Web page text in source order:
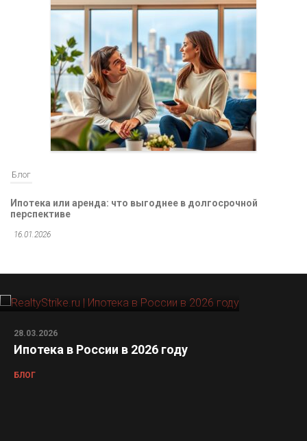
Блог
Ипотека или аренда: что выгоднее в долгосрочной
перспективе
16.01.2026
28.03.2026
Ипотека в России в 2026 году
БЛОГ